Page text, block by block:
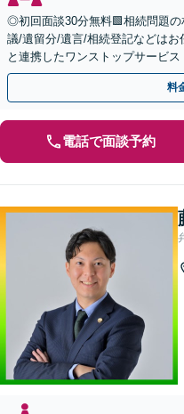
◎初回面談30分無料🟩相続問題
議/遺留分/遺言/相続登記などは
と連携したワンストップサービ
い・分割払い可】
料
電話で面談予約